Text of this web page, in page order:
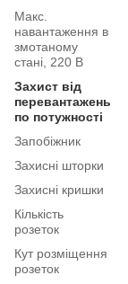
Макс.
навантаження в
змотаному
стані, 220 В
Захист від
перевантажень
по потужності
Запобіжник
Захисні шторки
Захисні кришки
Кількість
розеток
Кут розміщення
розеток